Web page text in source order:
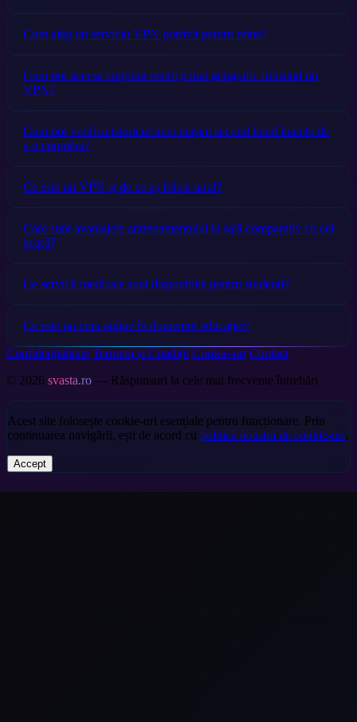
Cum aleg un serviciu VPN potrivit pentru mine?
Cum pot accesa conținut restricționat geografic folosind un
VPN?
Cum pot verifica istoricul unei mașini second hand înainte de
a o cumpăra?
Ce este un VPN și de ce aș folosi unul?
Care sunt avantajele antrenamentului la sală comparativ cu cel
acasă?
Ce servicii medicale sunt disponibile pentru studenți?
Ce este un curs online în domeniul educației?
Confidențialitate Termeni și Condiții Cookie-uri Contact
© 2026 svasta.ro — Răspunsuri la cele mai frecvente întrebări
Acest site folosește cookie-uri esențiale pentru funcționare. Prin
continuarea navigării, ești de acord cu politica noastră de cookie-uri.
Accept